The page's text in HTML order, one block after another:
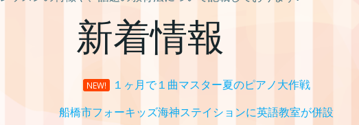
新着情報
NEW! １ヶ月で１曲マスター夏のピアノ大作戦
船橋市フォーキッズ海神ステイションに英語教室が併設